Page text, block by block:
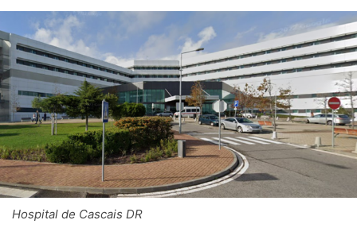
Hospital de Cascais DR